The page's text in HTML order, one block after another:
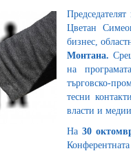
Цветан
бизнес,
Монтана.
на
търговско-
тесни
власти и
На 30